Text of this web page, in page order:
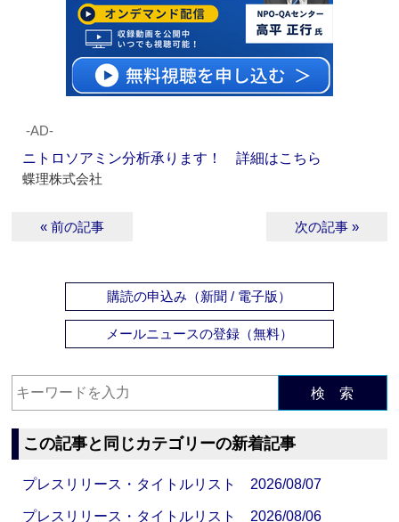
‐AD‐
ニトロソアミン分析承ります！ 詳細はこちら
蝶理株式会社
« 前の記事 次の記事 »
購読の申込み（新聞 / 電子版）
メールニュースの登録（無料）
検 索
この記事と同じカテゴリーの新着記事
プレスリリース・タイトルリスト 2026/08/07
プレスリリース・タイトルリスト 2026/08/06